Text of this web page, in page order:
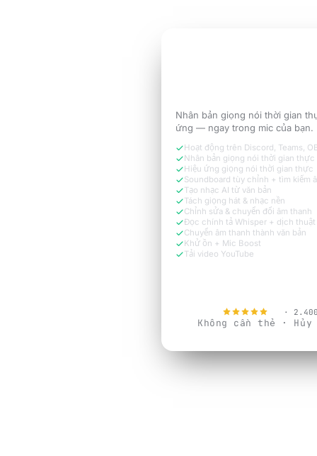
Nhân bản giọng nói thời gian
ứng — ngay trong mic của bạn.
Hoạt động trên Discord, Teams,
Nhân bản giọng nói thời gian thực
Hiệu ứng giọng nói thời gian thực
Soundboard tùy chỉnh + tìm kiếm
Tạo nhạc AI từ văn bản
Tách giọng hát & nhạc nền
Chỉnh sửa & chuyển đổi âm thanh
Đọc chính tả Whisper + dịch thuật
Chuyển âm thanh thành văn bản
Khử ồn + Mic Boost
Tải video YouTube
·
Không cần thẻ ·